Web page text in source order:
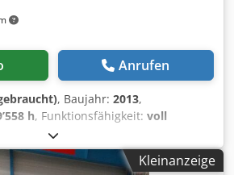
Anrufen
, Baujahr: 2013,
h, Funktionsfähigkeit: voll
Atlas Copco GA55FF
kW 9,75 bar 8,94 m3/min Baujahr:
Betriebsstunden: 29.558Kleinanzeige